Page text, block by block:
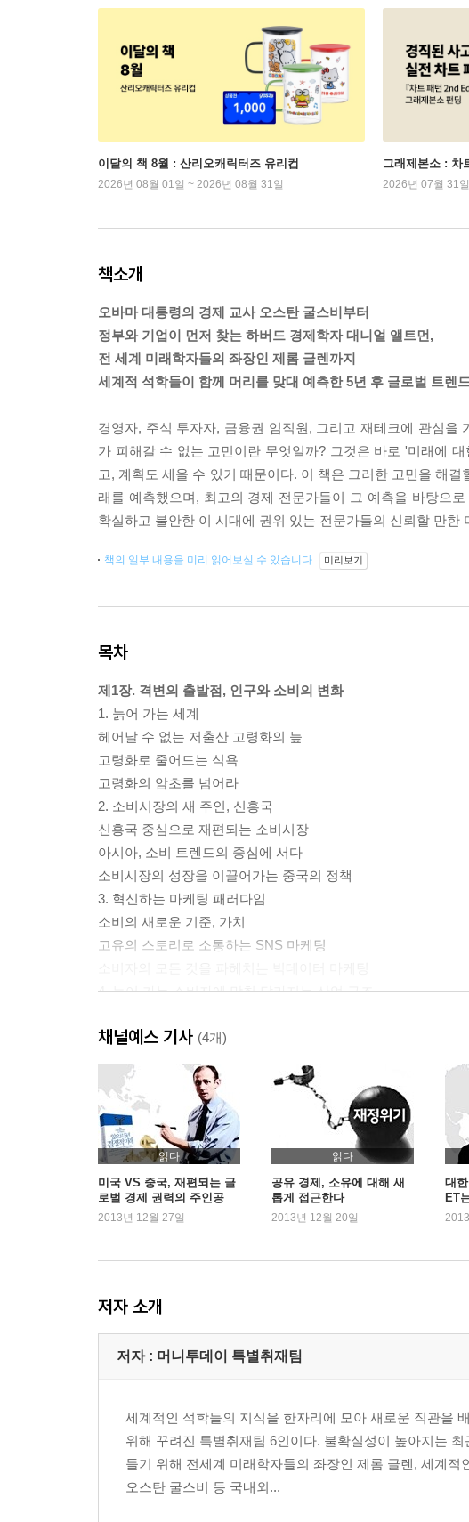
이달의 책 8월 : 산리오캐릭터즈 유리컵
2026년 08월 01일 ~ 2026년 08월 31일
그래제본소 :
2026년 07월 31
책소개
오바마 대통령의 경제 교사 오스탄 굴스비부터
정부와 기업이 먼저 찾는 하버드 경제학자 대니얼 앨트먼,
전 세계 미래학자들의 좌장인 제롬 글렌까지
세계적 석학들이 함께 머리를 맞대 예측한 5년 후 글로벌 트렌
경영자, 주식 투자자, 금융권 임직원, 그리고 재테크에 관심
가 피해갈 수 없는 고민이란 무엇일까? 그것은 바로 '미래에
고, 계획도 세울 수 있기 때문이다. 이 책은 그러한 고민을 해
래를 예측했으며, 최고의 경제 전문가들이 그 예측을 바탕으
확실하고 불안한 이 시대에 권위 있는 전문가들의 신뢰할 만한
책의 일부 내용을 미리 읽어보실 수 있습니다. 미리보기
목차
제1장. 격변의 출발점, 인구와 소비의 변화
1. 늙어 가는 세계
헤어날 수 없는 저출산 고령화의 늪
고령화로 줄어드는 식욕
고령화의 암초를 넘어라
2. 소비시장의 새 주인, 신흥국
신흥국 중심으로 재편되는 소비시장
아시아, 소비 트렌드의 중심에 서다
소비시장의 성장을 이끌어가는 중국의 정책
3. 혁신하는 마케팅 패러다임
소비의 새로운 기준, 가치
고유의 스토리로 소통하는 SNS 마케팅
4. 늙어 가는 소비자에 맞춰 달라지는 산업 구조
가장 빨리 늙어 가는 중국의 실버산업
고령화 시대가 주도하는 경제 정책의 변화
Interview - 해리 덴트
제2장. 세계 시장을 재편할 새로운 기술
1. 산업 구조에 들이닥친 혁신의 시작
공급과잉이 불러온 산업의 재편
획기적인 기술 발전으로 변화의 속도가 빨라진다
제조업의 진화
창조적 가치를 창출하는 기술 간의 결합, 융합 신산업
3. 가치사슬의 혁명이 시작된다
상상을 앞서 가는 라이프 스타일의 변화
채널예스 기사 (4개)
읽다
미국 VS 중국, 재편되는 글
로벌 경제 권력의 주인공
은?
2013년 12월 27일
읽다
공유 경제, 소유에 대해 새
롭게 접근한다
2013년 12월 20일
대
ET
우
저자 소개
저자 : 머니투데이 특별취재팀
세계적인 석학들의 지식을 한자리에 모아 새로운 직관을
위해 꾸려진 특별취재팀 6인이다. 불확실성이 높아지는
들기 위해 전세계 미래학자들의 좌장인 제롬 글렌, 세계
오스탄 굴스비 등 국내외...